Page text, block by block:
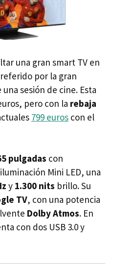
una gran smart TV en
por la gran
sesión de cine. Esta
pero con la rebaja
799 euros con el
pulgadas con
Mini LED, una
y 1.300 nits brillo. Su
TV, con una potencia
Dolby Atmos. En
con dos USB 3.0 y